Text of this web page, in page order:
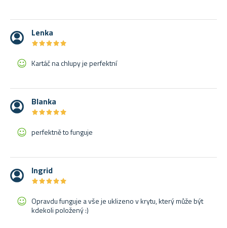
Lenka
★★★★★
★★★★★
Kartáč na chlupy je perfektní
Blanka
★★★★★
★★★★★
perfektně to funguje
Ingrid
★★★★★
★★★★★
Opravdu funguje a vše je uklizeno v krytu, který může být
kdekoli položený :)